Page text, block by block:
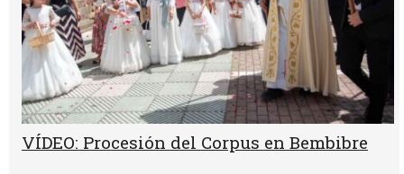
VÍDEO: Procesión del Corpus en Bembibre